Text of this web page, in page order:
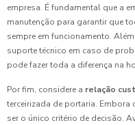
empresa. É fundamental que a
manutenção para garantir que
sempre em funcionamento.
suporte técnico em caso de
pode fazer toda a diferença na
Por fim, considere a relação
terceirizada de portaria.
ser o único critério de decisão.